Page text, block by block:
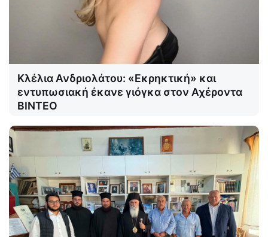
Κλέλια Ανδριολάτου: «Εκρηκτική» και
εντυπωσιακή έκανε γιόγκα στον Αχέροντα
ΒΙΝΤΕΟ